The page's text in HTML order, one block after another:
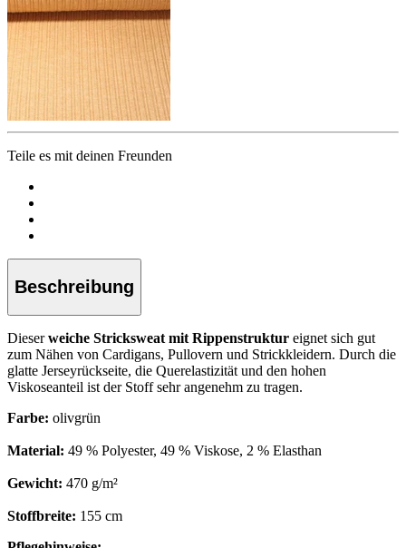
Teile es mit deinen Freunden
Beschreibung
Dieser weiche Stricksweat mit Rippenstruktur eignet sich gut
zum Nähen von Cardigans, Pullovern und Strickkleidern. Durch die
glatte Jerseyrückseite, die Querelastizität und den hohen
Viskoseanteil ist der Stoff sehr angenehm zu tragen.
Farbe: olivgrün
Material: 49 % Polyester, 49 % Viskose, 2 % Elasthan
Gewicht: 470 g/m²
Stoffbreite: 155 cm